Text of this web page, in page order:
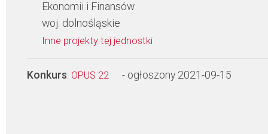
Ekonomii i Finansów
woj. dolnośląskie
Inne projekty tej jednostki
Konkurs: OPUS 22 - ogłoszony 2021-09-15